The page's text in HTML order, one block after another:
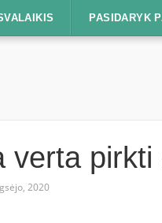
PASIDARYK
verta
2020